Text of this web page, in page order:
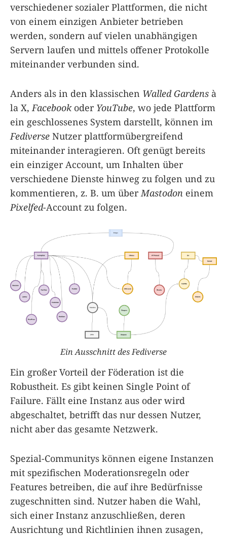
verschiedener sozialer Plattformen, die nicht
von einem einzigen Anbieter betrieben
werden, sondern auf vielen unabhängigen
Servern laufen und mittels offener Protokolle
miteinander verbunden sind.
Anders als in den klassischen Walled Gardens à
la X, Facebookoder YouTube, wo jede Plattform
ein geschlossenes System darstellt, können im
Fediverse Nutzer plattformübergreifend
miteinander interagieren. Oft genügt bereits
ein einziger Account, um Inhalten über
verschiedene Dienste hinweg zu folgen und zu
kommentieren, z. B. um über Mastodon einem
Pixelfed-Account zu folgen.
Ein Ausschnitt des Fediverse
Ein großer Vorteil der Föderation ist die
Robustheit. Es gibt keinen Single Point of
Failure. Fällt eine Instanz aus oder wird
abgeschaltet, betrifft das nur dessen Nutzer,
nicht aber das gesamte Netzwerk.
Spezial-Communitys können eigene Instanzen
mit spezifischen Moderationsregeln oder
Features betreiben, die auf ihre Bedürfnisse
zugeschnitten sind. Nutzer haben die Wahl,
sich einer Instanz anzuschließen, deren
Ausrichtung und Richtlinien ihnen zusagen,